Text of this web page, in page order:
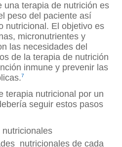
una terapia de nutrición es
peso del paciente así
nutricional. El objetivo es
micronutrientes y
las necesidades del
de la terapia de nutrición
inmune y prevenir las
7
terapia nutricional por un
seguir estos pasos
nutricionales de cada